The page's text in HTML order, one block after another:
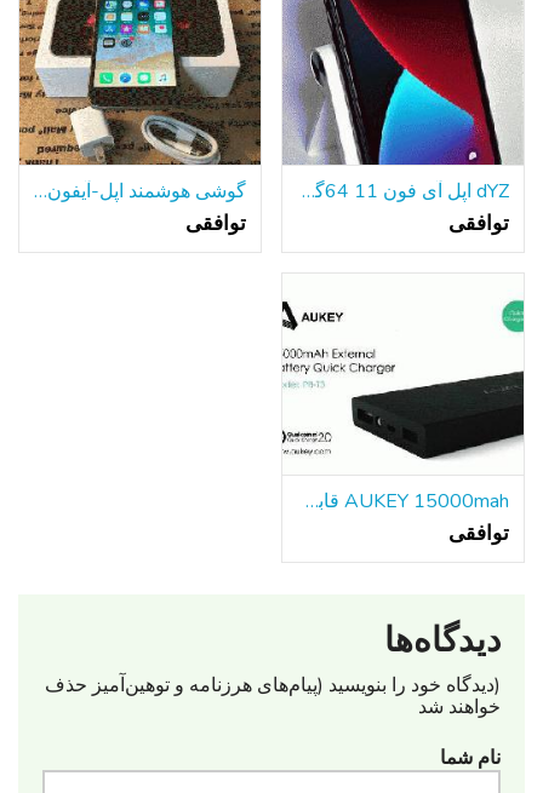
dYZ اپل آی فون 11 64گیگابایت سیاه A2111 تی موبایل/با حداکثر سرعت دویدن گارانتی!
توافقی
گوشی هوشمند اپل-آیفون 6s-64GB قفل شده است
توافقی
AUKEY 15000mah قابل حمل باتری خارجی بانک شارژر سریع
توافقی
دیدگاه‌ها
(دیدگاه خود را بنویسید (پیام‌های هرزنامه‌ و توهین‌آمیز حذف
خواهند شد
نام شما